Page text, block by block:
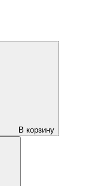
В корзину